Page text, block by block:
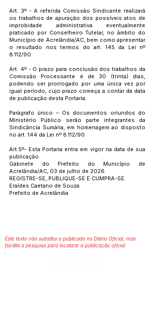
Art. 3º - A referida Comissão Sindicante realizará
os trabalhos de apuração dos possíveis atos de
improbidade administrativa eventualmente
praticado por Conselheiro Tutelar, no âmbito do
Município de Acrelândia/AC, bem como apresentar
o resultado nos termos do art. 145 da Lei nº
8.112/90.
Art. 4º - O prazo para conclusão dos trabalhos da
Comissão Processante é de 30 (trinta) dias,
podendo ser prorrogado por uma única vez por
igual período, cujo prazo começa a contar da data
de publicação desta Portaria.
Parágrafo único – Os documentos oriundos do
Ministério Público serão parte integrantes da
Sindicância Sumária, em homenagem ao disposto
no art. 144 da Lei nº 8.112/90.
Art.5º- Esta Portaria entra em vigor na data de sua
publicação.
Gabinete do Prefeito do Município de
Acrelândia/AC, 03 de julho de 2026.
REGISTRE-SE, PUBLIQUE-SE E CUMPRA-SE.
Eraídes Caetano de Souza
Prefeito de Acrelândia
Este texto não substitui o publicado no Diário Oficial, mas
facilita a pesquisa para localizar a publicação oficial.